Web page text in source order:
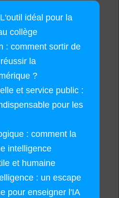
idéal pour la
collège
: comment sortir de
la
?
et service public :
pour les
: comment la
intelligence
et humaine
: un escape
pour enseigner l'IA